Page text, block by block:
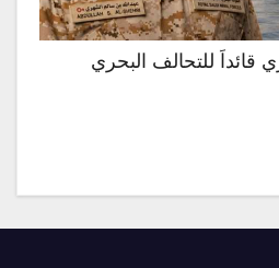
قائداً للتحالف البحري